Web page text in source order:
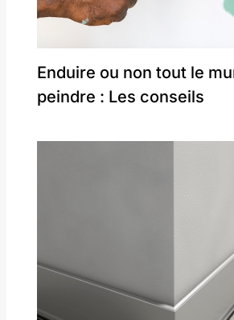
Enduire ou non tout le
peindre : Les conseils